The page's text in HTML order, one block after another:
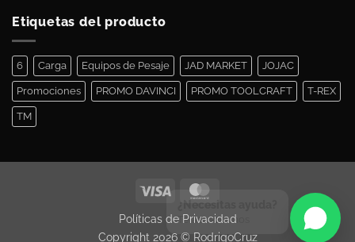
Etiquetas del producto
6 Carga Equipos de Pesaje JAD MARKET JOJAC
Promociones PROMO DAVINCI PROMO TOOLCRAFT T-REX
TM
Políticas de Privacidad
Copyright 2026 © RodrigoCruz
¿Necesitas ayuda?
Te asesoramos